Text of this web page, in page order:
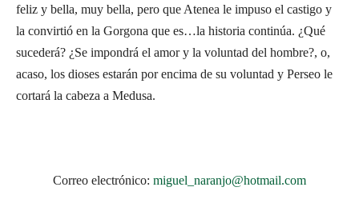
feliz y bella, muy bella, pero que Atenea le impuso el castigo y
la convirtió en la Gorgona que es…la historia continúa. ¿Qué
sucederá? ¿Se impondrá el amor y la voluntad del hombre?, o,
acaso, los dioses estarán por encima de su voluntad y Perseo le
cortará la cabeza a Medusa.
Correo electrónico: miguel_naranjo@hotmail.com